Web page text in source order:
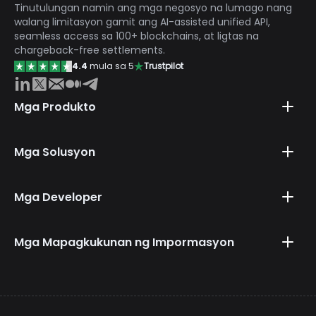
administratibong pasanin sa mga may-ari ng
website.
Tinutulungan namin ang mga negosyo na lumago nang
walang limitasyon gamit ang AI-assisted unified API,
seamless access sa 100+ blockchains, at ligtas na
chargeback-free settlements.
4.4 mula sa 5 Trustpilot
Mga Produkto
Mga Solusyon
Mga Developer
Mga Mapagkukunan ng Impormasyon